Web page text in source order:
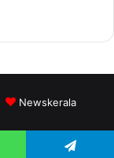
Newskerala